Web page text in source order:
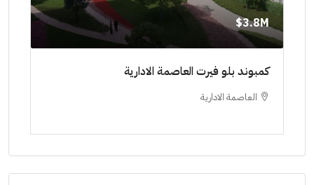
3.8M$
كمبوند بلو فيرت العاصمة الادارية
العاصمة الادارية